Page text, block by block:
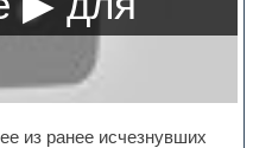
из ранее исчезнувших